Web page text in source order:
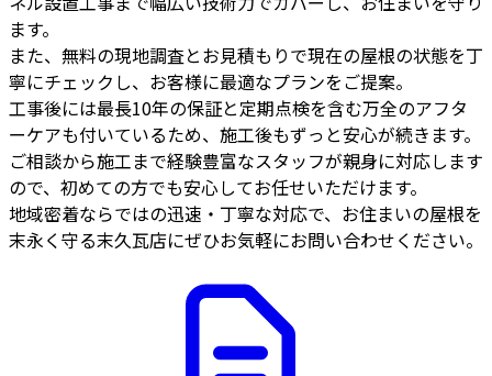
ます。
また、無料の現地調査とお見積もりで現在の屋根の状態を丁
寧にチェックし、お客様に最適なプランをご提案。
工事後には最長10年の保証と定期点検を含む万全のアフタ
ーケアも付いているため、施工後もずっと安心が続きます。
ご相談から施工まで経験豊富なスタッフが親身に対応します
ので、初めての方でも安心してお任せいただけます。
地域密着ならではの迅速・丁寧な対応で、お住まいの屋根を
末永く守る末久瓦店にぜひお気軽にお問い合わせください。